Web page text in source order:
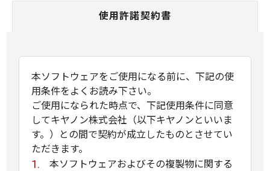
使用許諾契約書
本ソフトウェアをご使用になる前に、下記の使
用条件をよくお読み下さい。
ご使用になられた時点で、下記使用条件に同意
してキヤノン株式会社（以下キヤノンといいま
す。）との間で契約が成立したものとさせてい
ただきます。
本ソフトウェアおよびその複製物に関する